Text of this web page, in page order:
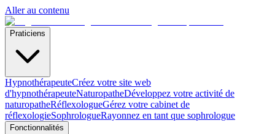
Aller au contenu
Praticiens
HypnothérapeuteCréez votre site web
d'hypnothérapeuteNaturopatheDéveloppez votre activité de
naturopatheRéflexologueGérez votre cabinet de
réflexologieSophrologueRayonnez en tant que sophrologue
Fonctionnalités